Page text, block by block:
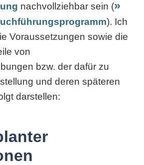
nachvollziehbar sein (
). Ich
Voraussetzungen sowie die
von
bzw. der dafür zu
und deren späteren
darstellen: